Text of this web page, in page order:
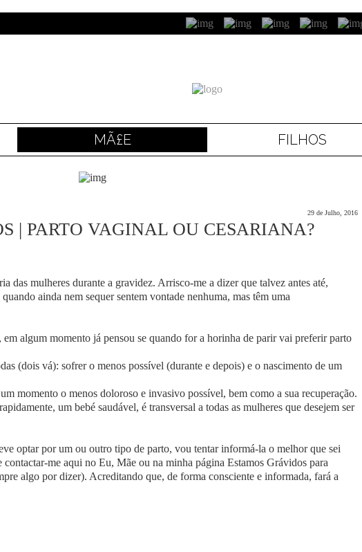
MÃ£E FILHOS
29 de Julho, 2016
| PARTO VAGINAL OU CESARIANA?
das mulheres durante a gravidez. Arrisco-me a dizer que talvez antes até,
ainda nem sequer sentem vontade nenhuma, mas têm uma
algum momento já pensou se quando for a horinha de parir vai preferir parto
(dois vá): sofrer o menos possível (durante e depois) e o nascimento de um
momento o menos doloroso e invasivo possível, bem como a sua recuperação.
um bebé saudável, é transversal a todas as mulheres que desejem ser
optar por um ou outro tipo de parto, vou tentar informá-la o melhor que sei
contactar-me aqui no Eu, Mãe ou na minha página Estamos Grávidos para
algo por dizer). Acreditando que, de forma consciente e informada, fará a